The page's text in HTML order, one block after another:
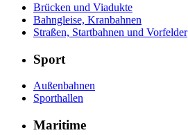
Brücken und Viadukte
Bahngleise, Kranbahnen
Straßen, Startbahnen und Vorfelder
Sport
Außenbahnen
Sporthallen
Maritime